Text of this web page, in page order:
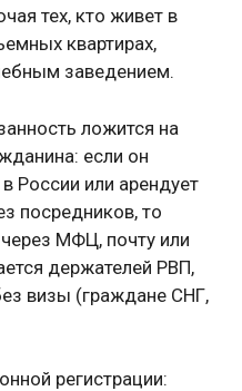
тех, кто живет в
квартирах,
заведением.
ложится на
если он
России или арендует
посредников, то
МФЦ, почту или
держателей РВП,
визы (граждане СНГ,
регистрации: